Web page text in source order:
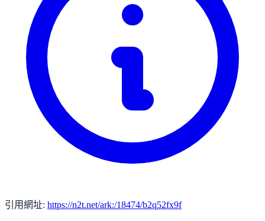
引用網址: https://n2t.net/ark:/18474/b2q52fx9f